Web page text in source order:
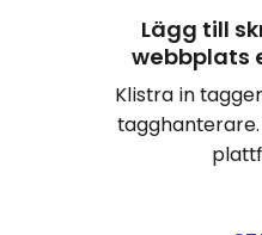
Lägg till
webbplats
Klistra in